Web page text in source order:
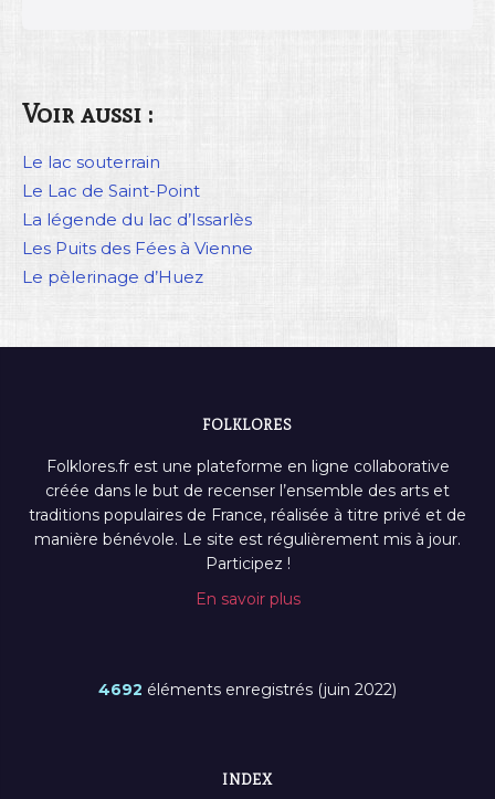
Voir aussi :
Le lac souterrain
Le Lac de Saint-Point
La légende du lac d’Issarlès
Les Puits des Fées à Vienne
Le pèlerinage d’Huez
FOLKLORES
Folklores.fr est une plateforme en ligne collaborative
créée dans le but de recenser l’ensemble des arts et
traditions populaires de France, réalisée à titre privé et de
manière bénévole. Le site est régulièrement mis à jour.
Participez !
En savoir plus
4692 éléments enregistrés (juin 2022)
INDEX